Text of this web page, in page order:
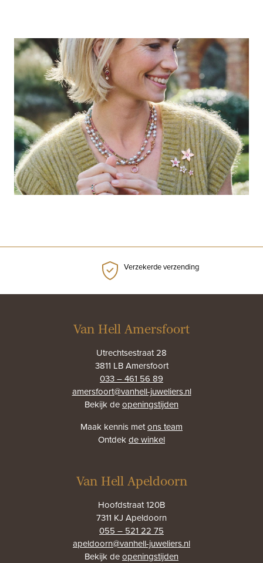
Verzekerde verzending
Van Hell Amersfoort
Utrechtsestraat 28
3811 LB Amersfoort
033 – 461 56 89
amersfoort@vanhell-juweliers.nl
Bekijk deopeningstijden
Maak kennis metons team
Ontdekde winkel
Van Hell Apeldoorn
Hoofdstraat 120B
7311 KJ Apeldoorn
055 – 521 22 75
apeldoorn@vanhell-juweliers.nl
Bekijk deopeningstijden